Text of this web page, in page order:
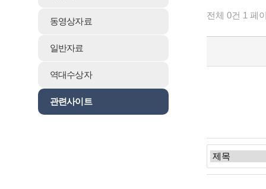
동영상자료
일반자료
역대수상자
관련사이트
전체 0건 1 페